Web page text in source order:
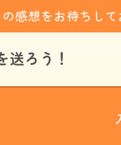
感想をお待ちして
送ろう！